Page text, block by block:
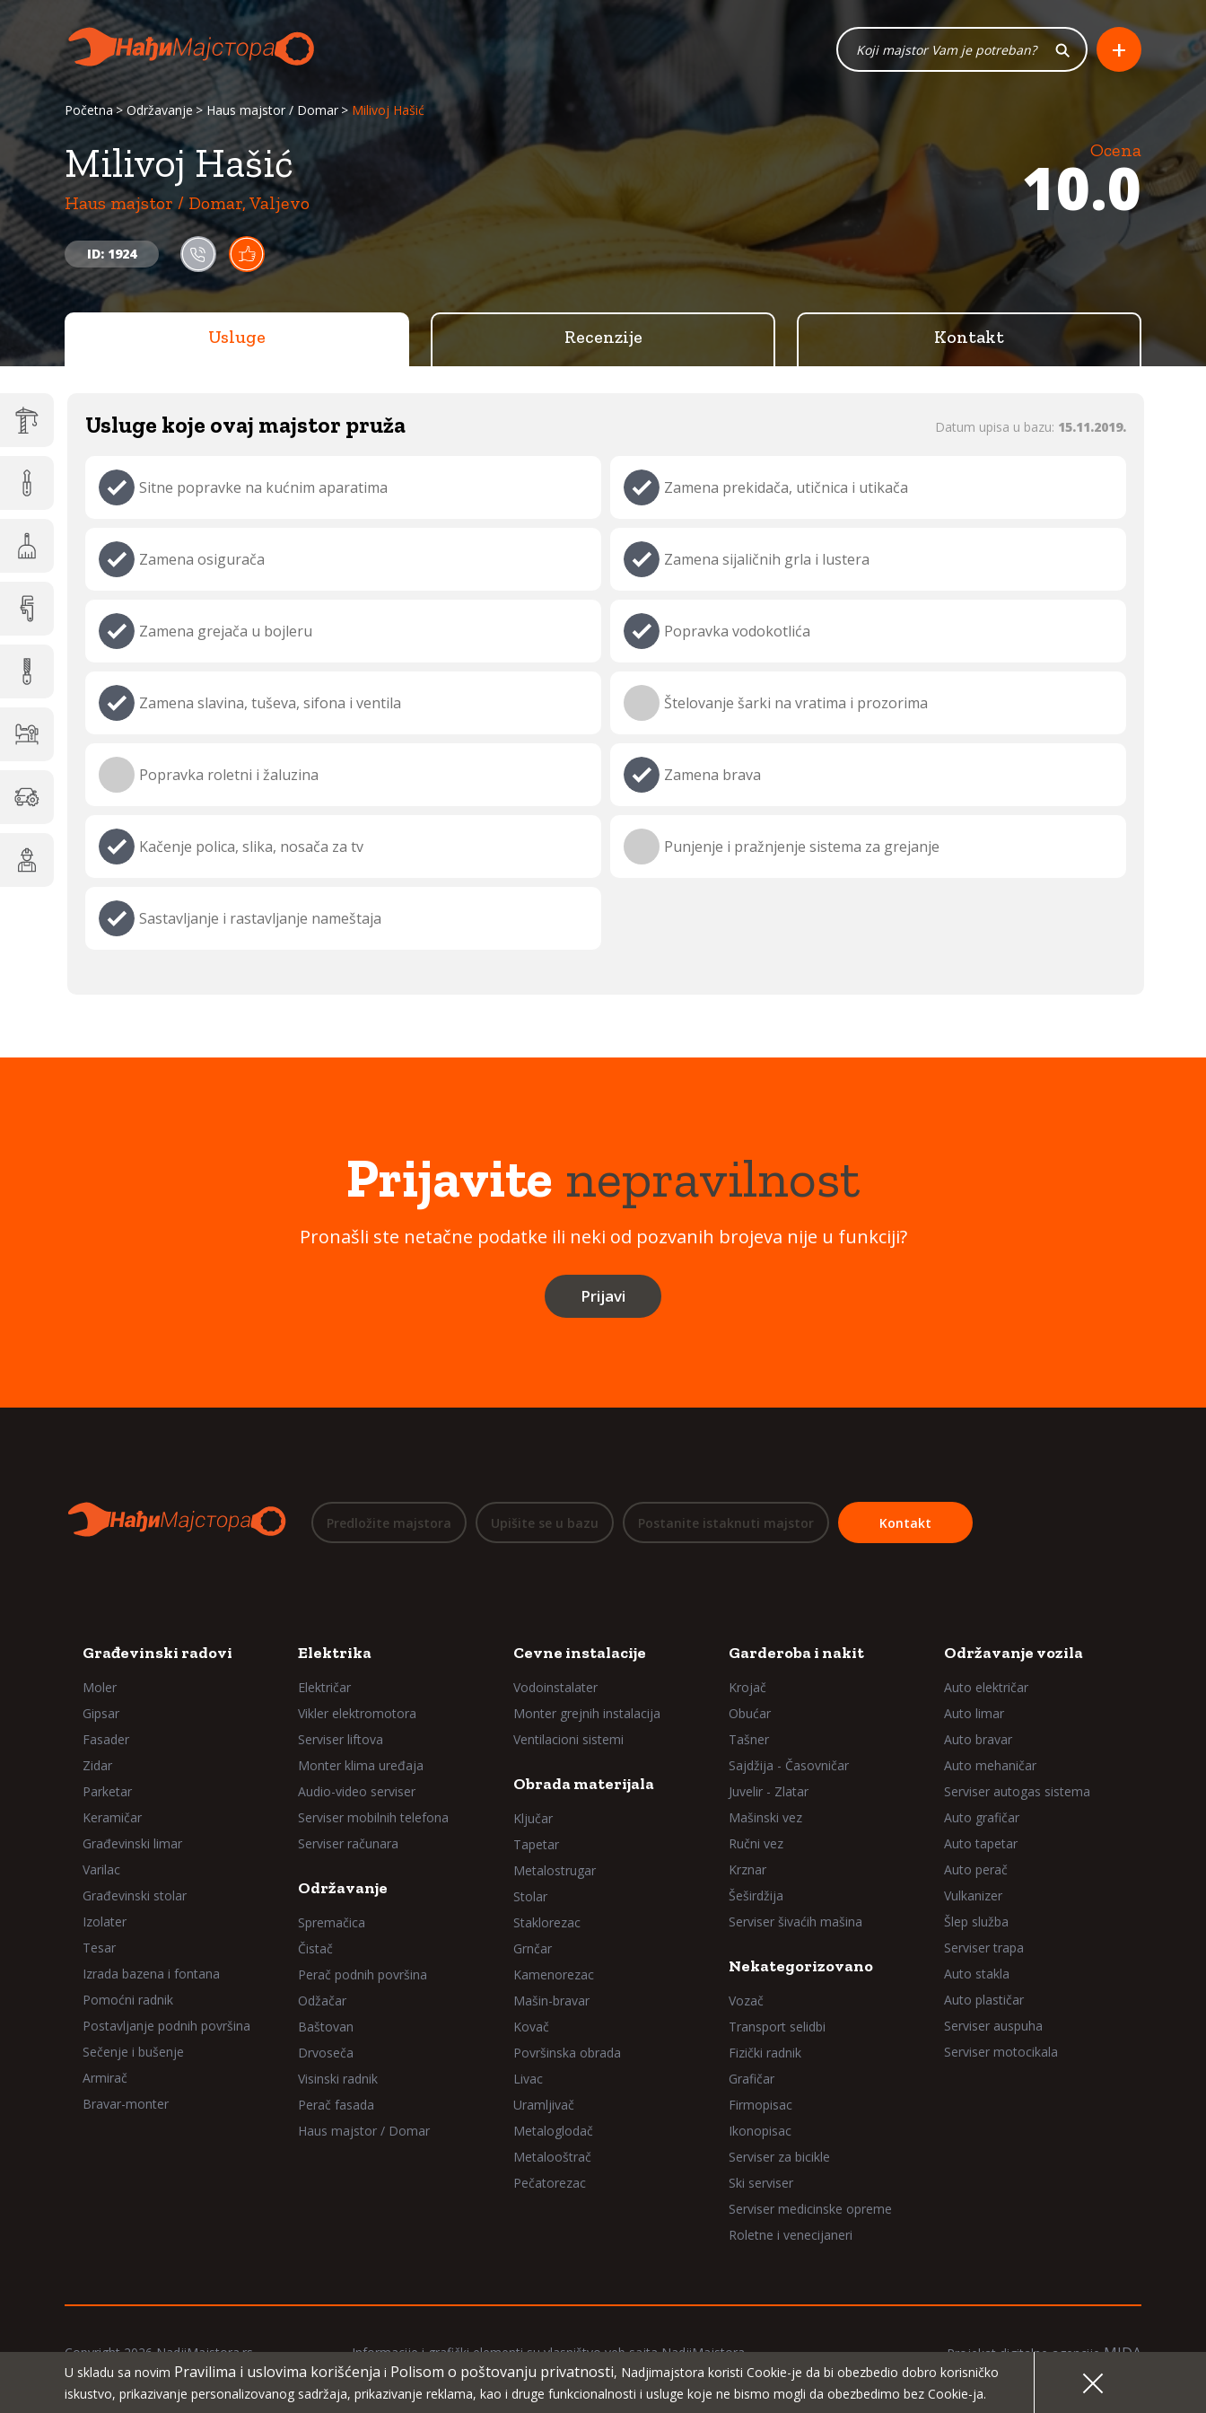
Početna Održavanje Haus majstor / Domar Milivoj Hašić
Milivoj Hašić
Haus majstor / Domar, Valjevo
ID: 1924
Ocena
10.0
+
Usluge Recenzije Kontakt
Usluge koje ovaj majstor pruža Datum upisa u bazu: 15.11.2019.
Sitne popravke na kućnim aparatima Zamena prekidača, utičnica i utikača
Zamena osigurača Zamena sijaličnih grla i lustera
Zamena grejača u bojleru Popravka vodokotlića
Zamena slavina, tuševa, sifona i ventila Štelovanje šarki na vratima i prozorima
Popravka roletni i žaluzina Zamena brava
Kačenje polica, slika, nosača za tv Punjenje i pražnjenje sistema za grejanje
Sastavljanje i rastavljanje nameštaja
Prijavite nepravilnost
Pronašli ste netačne podatke ili neki od pozvanih brojeva nije u funkciji?
Prijavi
Predložite majstora Upišite se u bazu Postanite istaknuti majstor Kontakt
Građevinski radovi
Moler
Gipsar
Fasader
Zidar
Parketar
Keramičar
Građevinski limar
Varilac
Građevinski stolar
Izolater
Tesar
Izrada bazena i fontana
Pomoćni radnik
Postavljanje podnih površina
Sečenje i bušenje
Armirač
Bravar-monter
Elektrika
Električar
Vikler elektromotora
Serviser liftova
Monter klima uređaja
Audio-video serviser
Serviser mobilnih telefona
Serviser računara
Održavanje
Spremačica
Čistač
Perač podnih površina
Odžačar
Baštovan
Drvoseča
Visinski radnik
Perač fasada
Haus majstor / Domar
Cevne instalacije
Vodoinstalater
Monter grejnih instalacija
Ventilacioni sistemi
Obrada materijala
Ključar
Tapetar
Metalostrugar
Stolar
Staklorezac
Grnčar
Kamenorezac
Mašin-bravar
Kovač
Površinska obrada
Livac
Uramljivač
Metaloglodač
Metalooštrač
Pečatorezac
Garderoba i nakit
Krojač
Obućar
Tašner
Sajdžija - Časovničar
Juvelir - Zlatar
Mašinski vez
Ručni vez
Krznar
Šeširdžija
Serviser šivaćih mašina
Održavanje vozila
Auto električar
Auto limar
Auto bravar
Auto mehaničar
Serviser autogas sistema
Auto grafičar
Auto tapetar
Auto perač
Vulkanizer
Šlep služba
Serviser trapa
Auto stakla
Auto plastičar
Serviser auspuha
Serviser motocikala
Nekategorizovano
Vozač
Transport selidbi
Fizički radnik
Grafičar
Firmopisac
Ikonopisac
Serviser za bicikle
Ski serviser
Serviser medicinske opreme
Roletne i venecijaneri
Copyright 2026 NadjiMajstora.rs Informacije i grafički elementi su vlasništvo veb sajta NadjiMajstora Projekat digitalne agencijeMIDA
Pravila i uslovi korišćenja|Polisa o poštovanju privatnosti
U skladu sa novim Pravilima i uslovima korišćenja i Polisom o poštovanju privatnosti, Nadjimajstora koristi Cookie-je da bi obezbedio dobro korisničko
iskustvo, prikazivanje personalizovanog sadržaja, prikazivanje reklama, kao i druge funkcionalnosti i usluge koje ne bismo mogli da obezbedimo bez Cookie-ja.